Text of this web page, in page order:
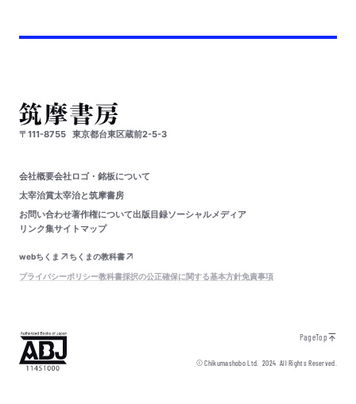
〒111-8755 東京都台東区蔵前2-5-3
会社概要会社ロゴ・銘板について
太宰治賞太宰治と筑摩書房
お問い合わせ著作権について出版目録ソーシャルメディア
リンク集サイトマップ
webちくま
ちくまの教科書
プライバシーポリシー教科書採択の公正確保に関する基本方針免責事項
PageTop
© Chikumashobo Ltd.2024 All Rights Reserved.